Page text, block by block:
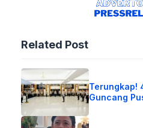
Related Post
Terungkap!
Guncang